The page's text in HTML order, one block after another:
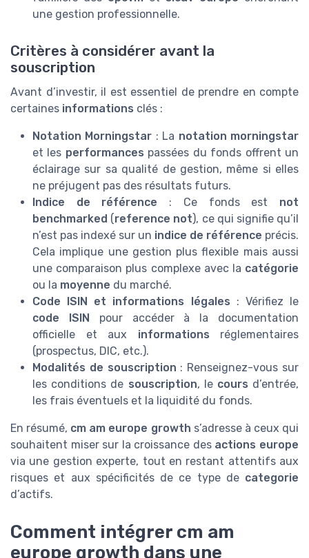
une gestion professionnelle.
Critères à considérer avant la
souscription
Avant d’investir, il est essentiel de prendre en compte
certaines informations clés :
Notation Morningstar : La notation morningstar
et les performances passées du fonds offrent un
éclairage sur sa qualité de gestion, même si elles
ne préjugent pas des résultats futurs.
Indice de référence : Ce fonds est not
benchmarked (reference not), ce qui signifie qu’il
n’est pas indexé sur un indice de référence précis.
Cela implique une gestion plus flexible mais aussi
une comparaison plus complexe avec la catégorie
ou la moyenne du marché.
Code ISIN et informations légales : Vérifiez le
code ISIN
pour accéder à la documentation
officielle et aux informations réglementaires
(prospectus, DIC, etc.).
Modalités de souscription : Renseignez-vous sur
les conditions de souscription, le cours d’entrée,
les frais éventuels et la liquidité du fonds.
En résumé, cm am europe growth s’adresse à ceux qui
souhaitent miser sur la croissance des actions europe
via une gestion experte, tout en restant attentifs aux
risques et aux spécificités de ce type de categorie
d’actifs.
Comment intégrer cm am
europe growth dans une